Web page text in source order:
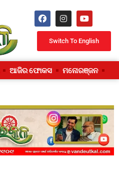
Switch To English
ଆଜିର ଫୋକସ ମନୋରଞ୍ଜନ